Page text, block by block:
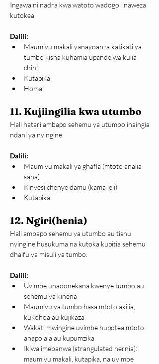
Ingawa ni nadra kwa watoto wadogo, inaweza
kutokea.
Dalili:
Maumivu makali yanayoanza katikati ya
tumbo kisha kuhamia upande wa kulia
chini
Kutapika
Homa
11. Kujiingilia kwa utumbo
Hali hatari ambapo sehemu ya utumbo inaingia
ndani ya nyingine.
Dalili:
Maumivu makali ya ghafla (mtoto analia
sana)
Kinyesi chenye damu (kama jeli)
Kutapika
12. Ngiri(henia)
Hali ambapo sehemu ya utumbo au tishu
nyingine husukuma na kutoka kupitia sehemu
dhaifu ya misuli ya tumbo.
Dalili:
Uvimbe unaoonekana kwenye tumbo au
sehemu ya kinena
Maumivu ya tumbo hasa mtoto akilia,
kukohoa au kujikaza
Wakati mwingine uvimbe hupotea mtoto
anapolala au kupumzika
Ikiwa imebanwa (strangulated hernia):
maumivu makali, kutapika, na uvimbe